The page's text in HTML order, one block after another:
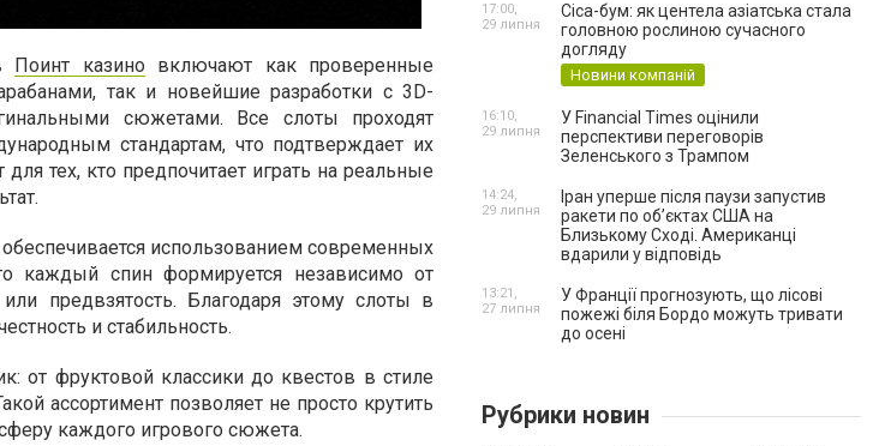
Поинт казино включают как проверенные
так и новейшие разработки с 3D-
сюжетами. Все слоты проходят
стандартам, что подтверждает их
тех, кто предпочитает играть на реальные
использованием современных
каждый спин формируется независимо от
предвзятость. Благодаря этому слоты в
и стабильность.
от фруктовой классики до квестов в стиле
ассортимент позволяет не просто крутить
каждого игрового сюжета.
Cica-бум: як центела азіатська стала
головною рослиною сучасного
догляду
Новини компаній
17:00,
29 липня
У Financial Times оцінили
перспективи переговорів
Зеленського з Трампом
16:10,
29 липня
Іран уперше після паузи запустив
ракети по обʼєктах США на
Близькому Сході. Американці
вдарили у відповідь
14:24,
29 липня
У Франції прогнозують, що лісові
пожежі біля Бордо можуть тривати
до осені
13:21,
27 липня
Рубрики новин